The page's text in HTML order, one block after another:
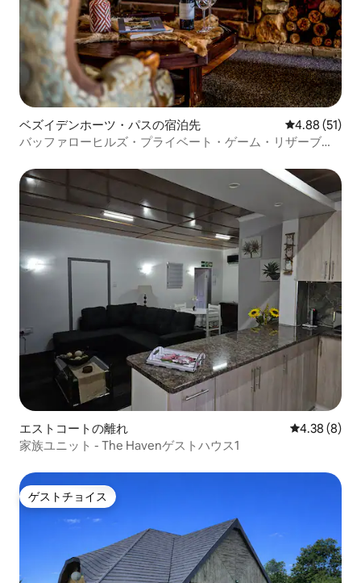
ベズイデンホーツ・パスの宿泊先 レビュー51
4.88 (51)
バッファローヒルズ・プライベート・ゲーム・リザーブ・
エストコートの離れ レビュー8
4.38 (8)
家族ユニット - The Havenゲストハウス1
ゲストチョイス
ゲストチョイス